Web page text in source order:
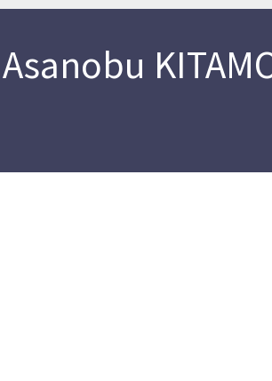
Asanobu